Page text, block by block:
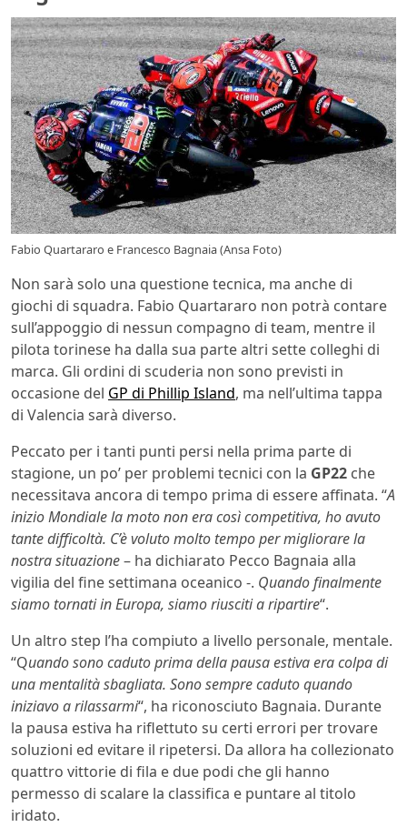
Fabio Quartararo e Francesco Bagnaia (Ansa Foto)
Non sarà solo una questione tecnica, ma anche di
giochi di squadra. Fabio Quartararo non potrà contare
sull’appoggio di nessun compagno di team, mentre il
pilota torinese ha dalla sua parte altri sette colleghi di
marca. Gli ordini di scuderia non sono previsti in
occasione del GP di Phillip Island, ma nell’ultima tappa
di Valencia sarà diverso.
Peccato per i tanti punti persi nella prima parte di
stagione, un po’ per problemi tecnici con la GP22 che
necessitava ancora di tempo prima di essere affinata. “A
inizio Mondiale la moto non era così competitiva, ho avuto
tante difficoltà. C’è voluto molto tempo per migliorare la
nostra situazione– ha dichiarato Pecco Bagnaia alla
vigilia del fine settimana oceanico -. Quando finalmente
siamo tornati in Europa, siamo riusciti a ripartire“.
Un altro step l’ha compiuto a livello personale, mentale.
“Quando sono caduto prima della pausa estiva era colpa di
una mentalità sbagliata. Sono sempre caduto quando
iniziavo a rilassarmi“, ha riconosciuto Bagnaia. Durante
la pausa estiva ha riflettuto su certi errori per trovare
soluzioni ed evitare il ripetersi. Da allora ha collezionato
quattro vittorie di fila e due podi che gli hanno
permesso di scalare la classifica e puntare al titolo
iridato.